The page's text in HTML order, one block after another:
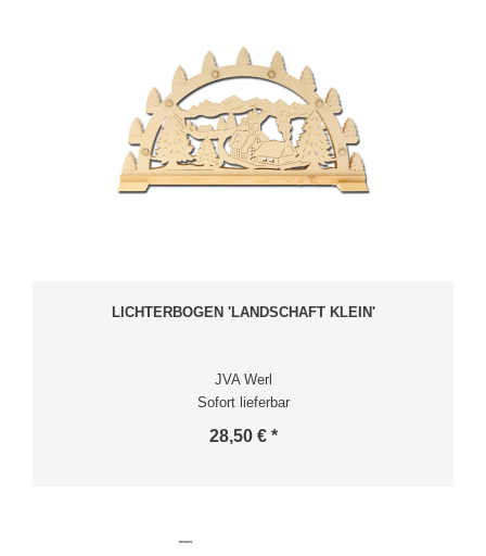
LICHTERBOGEN 'LANDSCHAFT KLEIN'
JVA Werl
Sofort lieferbar
28,50 € *